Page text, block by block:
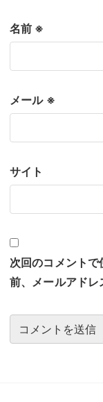
名前 ※
メール ※
サイト
次回のコメント
前、メールアドレ